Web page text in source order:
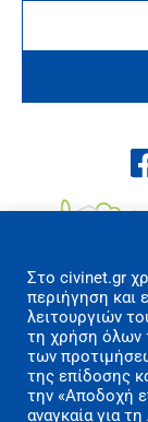
Όροι
Στo civinet.gr
περιήγηση και
λειτουργιών
τη χρήση όλων
των
της επίδοσης
την «Αποδοχή
αναγκαία για